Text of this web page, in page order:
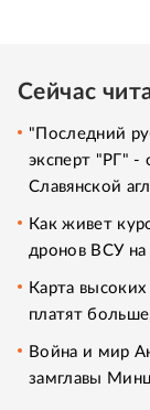
Сейчас
"Последний
эксперт "РГ" -
Славянской
Как живет
дронов ВСУ
Карта
платят
Война и мир
замглавы